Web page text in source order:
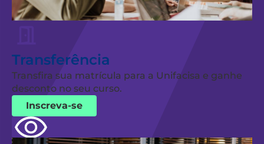
Transferência
Transfira sua matrícula para a Unifacisa e ganhe
desconto no seu curso.
Inscreva-se